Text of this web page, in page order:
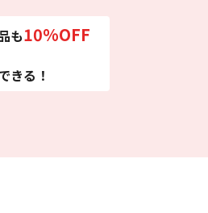
も10%OFF
きる！